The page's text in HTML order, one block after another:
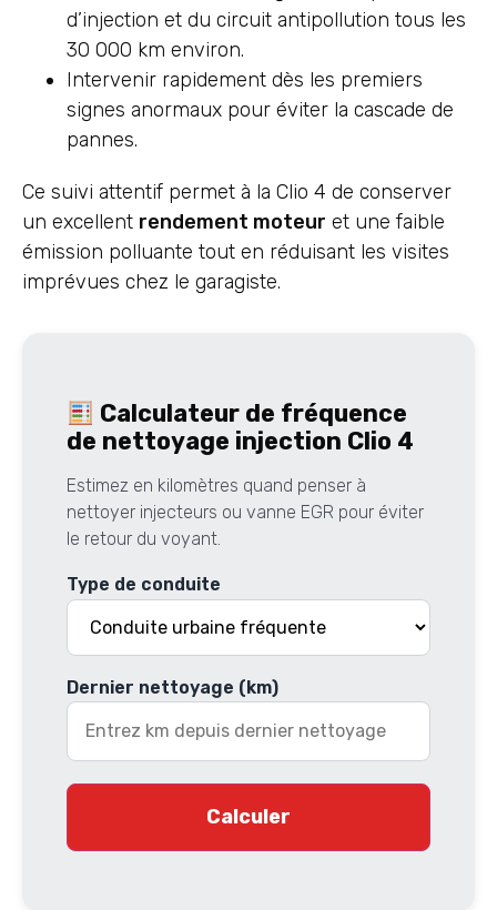
d’injection et du circuit antipollution tous les
30 000 km environ.
Intervenir rapidement dès les premiers
signes anormaux pour éviter la cascade de
pannes.
Ce suivi attentif permet à la Clio 4 de conserver
un excellent rendement moteur et une faible
émission polluante tout en réduisant les visites
imprévues chez le garagiste.
Calculateur de fréquence
de nettoyage injection Clio 4
Estimez en kilomètres quand penser à
nettoyer injecteurs ou vanne EGR pour éviter
le retour du voyant.
Type de conduite
Dernier nettoyage (km)
Calculer